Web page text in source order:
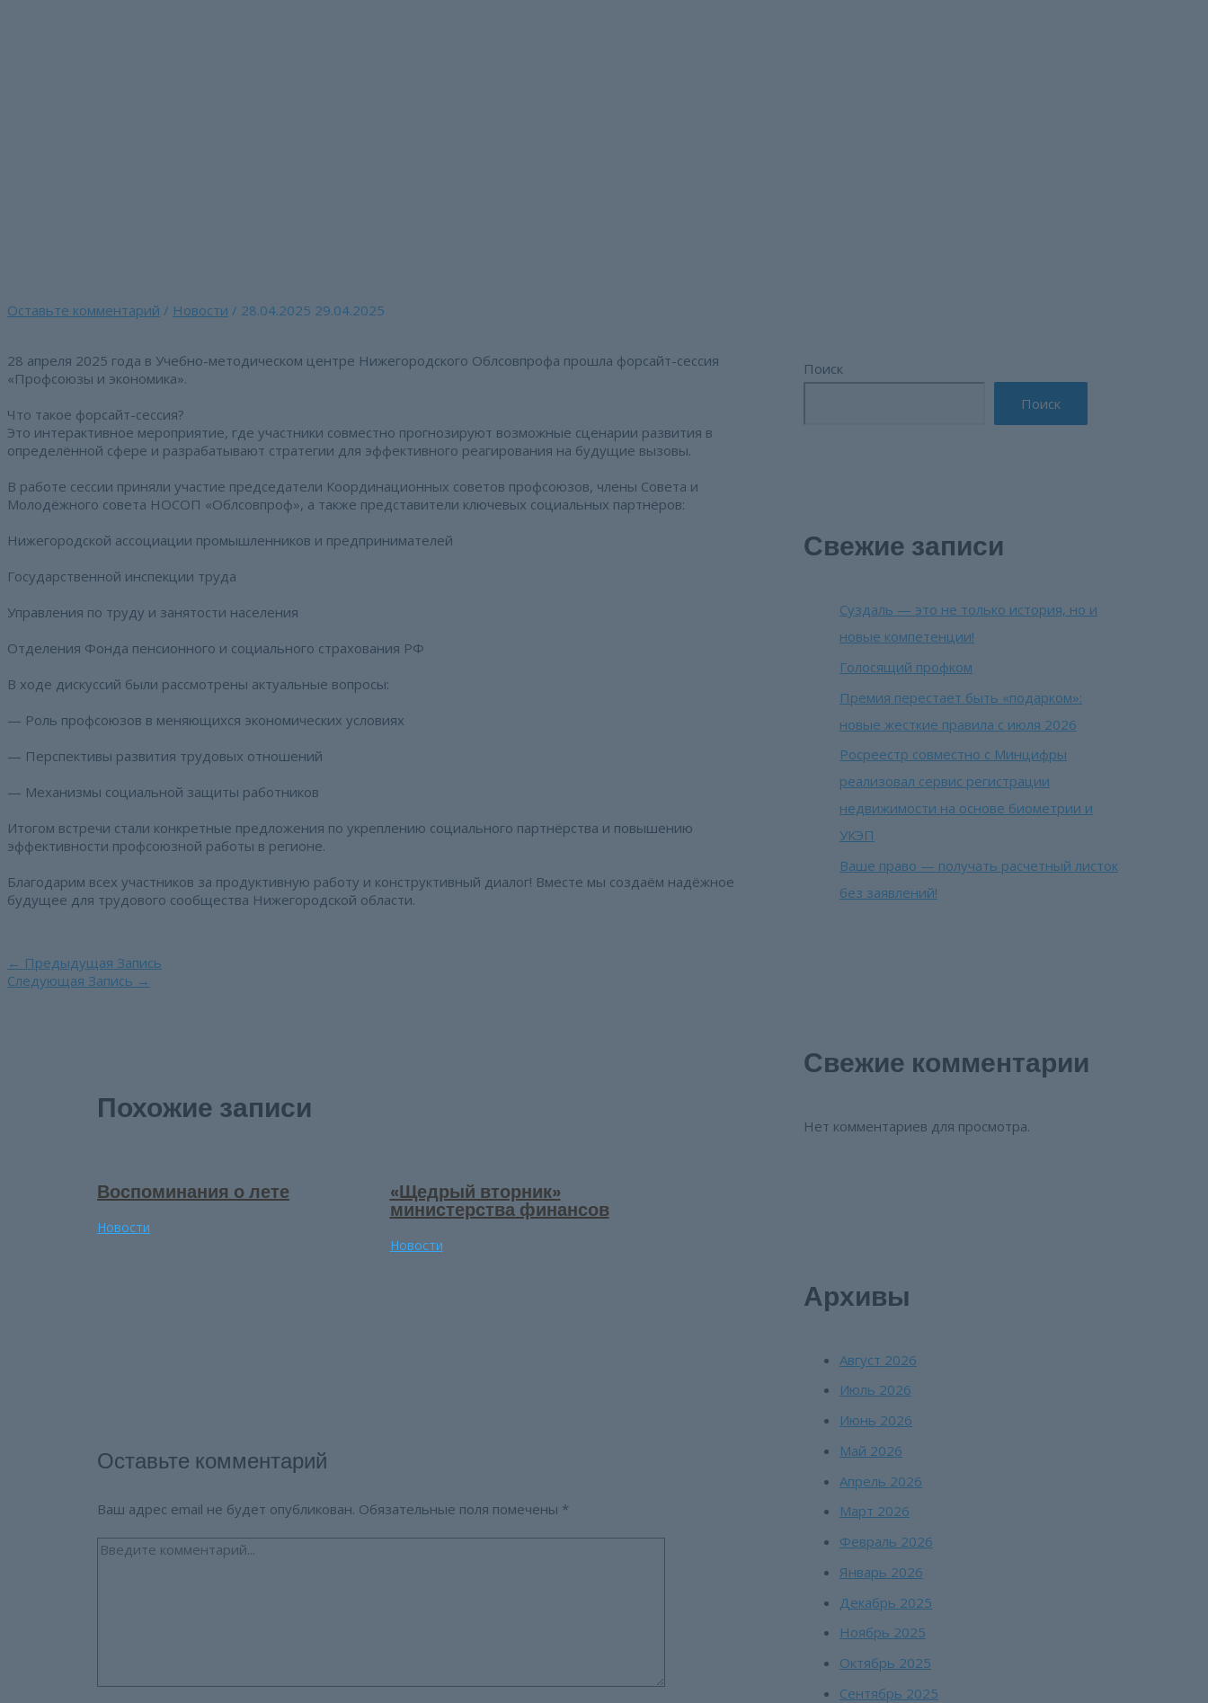
Оставьте комментарий / Новости / 28.04.2025 29.04.2025
28 апреля 2025 года в Учебно-методическом центре Нижегородского Облсовпрофа прошла форсайт-сессия
«Профсоюзы и экономика».
Что такое форсайт-сессия?
Это интерактивное мероприятие, где участники совместно прогнозируют возможные сценарии развития в
определённой сфере и разрабатывают стратегии для эффективного реагирования на будущие вызовы.
В работе сессии приняли участие председатели Координационных советов профсоюзов, члены Совета и
Молодёжного совета НОСОП «Облсовпроф», а также представители ключевых социальных партнёров:
Нижегородской ассоциации промышленников и предпринимателей
Государственной инспекции труда
Управления по труду и занятости населения
Отделения Фонда пенсионного и социального страхования РФ
В ходе дискуссий были рассмотрены актуальные вопросы:
— Роль профсоюзов в меняющихся экономических условиях
— Перспективы развития трудовых отношений
— Механизмы социальной защиты работников
Итогом встречи стали конкретные предложения по укреплению социального партнёрства и повышению
эффективности профсоюзной работы в регионе.
Благодарим всех участников за продуктивную работу и конструктивный диалог! Вместе мы создаём надёжное
будущее для трудового сообщества Нижегородской области.
Навигация
по
← Предыдущая Запись
Следующая Запись →
Похожие записи
Воспоминания о лете
Новости
«Щедрый вторник»
министерства финансов
Новости
Оставьте комментарий
Ваш адрес email не будет опубликован. Обязательные поля помечены *
Введите
Поиск
Поиск
Свежие записи
Суздаль — это не только история, но и
новые компетенции!
Голосящий профком
Премия перестает быть «подарком»:
новые жесткие правила с июля 2026
Росреестр совместно с Минцифры
реализовал сервис регистрации
недвижимости на основе биометрии и
УКЭП
Ваше право — получать расчетный листок
без заявлений!
Свежие комментарии
Нет комментариев для просмотра.
Архивы
Август 2026
Июль 2026
Июнь 2026
Май 2026
Апрель 2026
Март 2026
Февраль 2026
Январь 2026
Декабрь 2025
Ноябрь 2025
Октябрь 2025
Сентябрь 2025